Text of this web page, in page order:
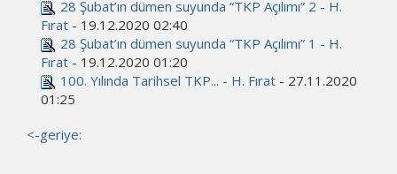
28 Şubat’ın dümen suyunda “TKP Açılımı” 2 - H.
Fırat - 19.12.2020 02:40
28 Şubat’ın dümen suyunda “TKP Açılımı” 1 - H.
Fırat - 19.12.2020 01:20
100. Yılında Tarihsel TKP... - H. Fırat - 27.11.2020
01:25
<-geriye: